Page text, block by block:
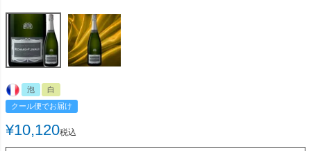
泡
白
クール便でお届け
¥10,120税込